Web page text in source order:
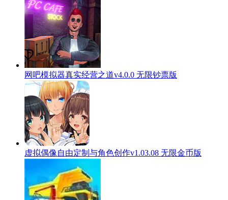
网吧模拟器真实经营之道v4.0.0 无限钞票版
虚拟偶像自由定制与角色创作v1.03.08 无限金币版